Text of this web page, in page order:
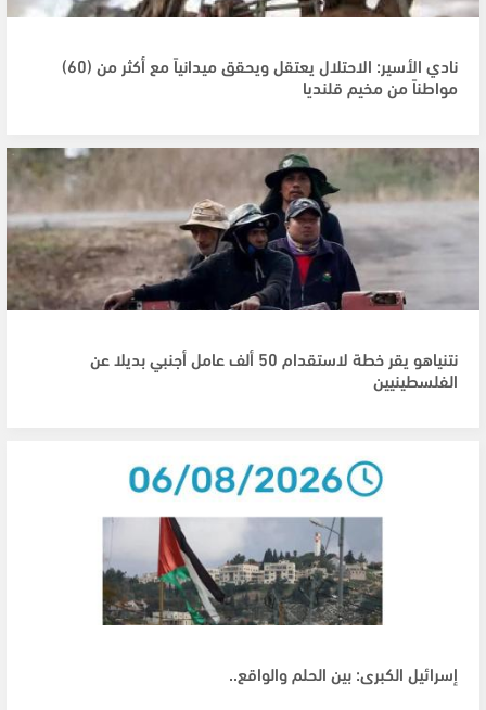
نادي الأسير: الاحتلال يعتقل ويحقق ميدانياً مع أكثر من (60)
مواطناً من مخيم قلنديا
نتنياهو يقر خطة لاستقدام 50 ألف عامل أجنبي بديلا عن
الفلسطينيين
إسرائيل الكبرى: بين الحلم والواقع..